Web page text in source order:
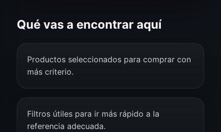
Qué vas a encontrar aquí
Productos seleccionados para comprar con
más criterio.
Filtros útiles para ir más rápido a la
referencia adecuada.